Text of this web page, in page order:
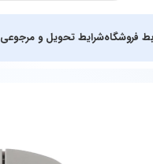
فروشگاهشرایط تحویل و مرجوعی
تجهیزات جانبی ماوس